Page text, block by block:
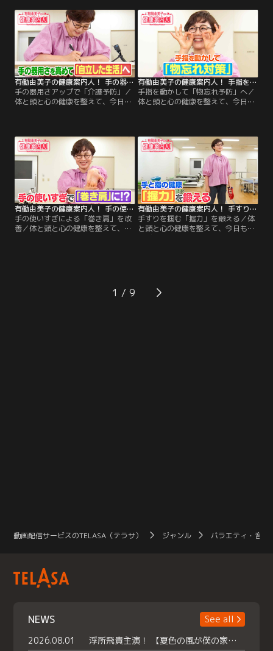
でもなる可能性がある“ぎっくり
腰”の対策」をご案内します！ 後半
は、有働さんの「2分体操」！たっ
た2分で元気な足腰をめざす体操
を、一緒に楽しくやってみましょ
う！
繋がるストレッチをご案内します！
後半は、有働さんの「2分体操」！
たった2分で元気な足腰をめざす体
操を、一緒に楽しくやってみましょ
有働由美子の健康案内人！ 手の器用さアップで「介護予防」
手の器用さアップで「介護予防」／
体と頭と心の健康を整えて、今日も
でも「自立した生活」を目指す方法
をご案内します！後半は、有働さん
の「2分体操」！たった2分で元気な
足腰をめざす体操を、一緒に楽しく
やってみましょう！
有働由美子の健康案内人！ 手指を動かして「物忘れ予防」へ
手指を動かして「物忘れ予防」へ／
体と頭と心の健康を整えて、今日も
防」が期待できるトレーニングをご
案内します！後半は、有働さんの
「2分体操」！たった2分で元気な足
腰をめざす体操を、一緒に楽しくや
ってみましょう！
有働由美子の健康案内人！ 手の使いすぎによる「巻き肩」を改善
手の使いすぎによる「巻き肩」を改
善／体と頭と心の健康を整えて、今
たった2分で元気な足腰をめざす体
操を、一緒に楽しくやってみましょ
有働由美子の健康案内人！ 手すりを掴む「握力」を鍛える
手すりを掴む「握力」を鍛える／体
と頭と心の健康を整えて、今日もご
す！ 後半は、有働さんの「2分体
操」！たった2分で元気な足腰をめ
1
動画配信サービスのTELASA（テラサ） ジャンル バラエティ・音楽
NEWS
See all
2026.08.01
浮所飛貴主演！ 【夏色の風が僕の家にやってきた】 本日よりテラサで独占配信スタート！